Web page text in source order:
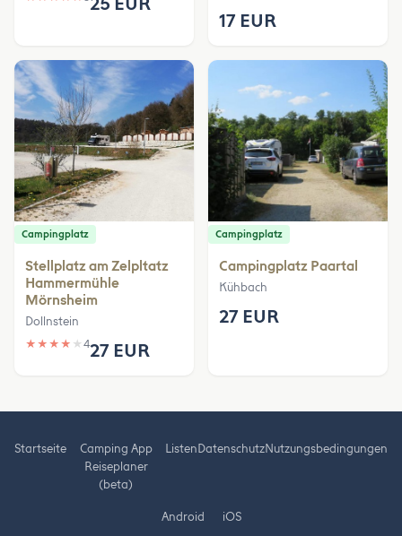
17 EUR
Campingplatz
Stellplatz am Zelpltatz
Hammermühle
Mörnsheim
Dollnstein
★ ★ ★ ★ ★ 427 EUR
Campingplatz
Campingplatz Paartal
Kühbach
27 EUR
Startseite
Camping App
Reiseplaner
(beta)
ListenDatenschutzNutzungsbedingungen
Android iOS